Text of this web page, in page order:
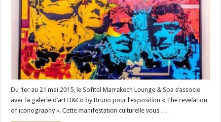
de
Salah
Eddine
Laouina
Du 1er au 21 mai 2015, le Sofitel Marrakech Lounge & Spa s’associe
avec la galerie d’art D&Co by Bruno pour l’exposition « The revelation
of iconography ». Cette manifestation culturelle vous …